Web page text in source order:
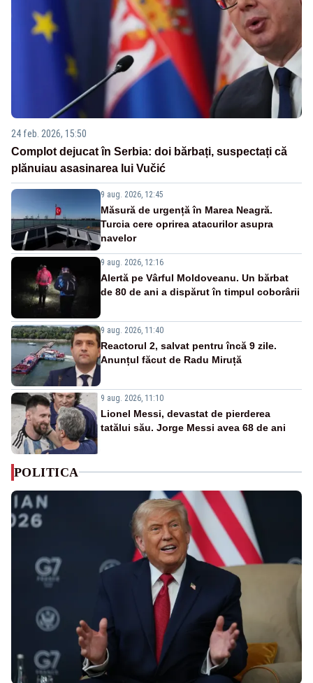
24 feb. 2026, 15:50
Complot dejucat în Serbia: doi bărbați, suspectați că
plănuiau asasinarea lui Vučić
9 aug. 2026, 12:45
Măsură de urgență în Marea Neagră.
Turcia cere oprirea atacurilor asupra
navelor
9 aug. 2026, 12:16
Alertă pe Vârful Moldoveanu. Un bărbat
de 80 de ani a dispărut în timpul coborârii
9 aug. 2026, 11:40
Reactorul 2, salvat pentru încă 9 zile.
Anunțul făcut de Radu Miruță
9 aug. 2026, 11:10
Lionel Messi, devastat de pierderea
tatălui său. Jorge Messi avea 68 de ani
POLITICA